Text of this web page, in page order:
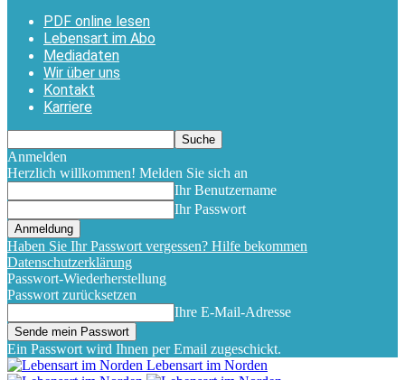
PDF online lesen
Lebensart im Abo
Mediadaten
Wir über uns
Kontakt
Karriere
Anmelden
Herzlich willkommen! Melden Sie sich an
Ihr Benutzername
Ihr Passwort
Haben Sie Ihr Passwort vergessen? Hilfe bekommen
Datenschutzerklärung
Passwort-Wiederherstellung
Passwort zurücksetzen
Ihre E-Mail-Adresse
Ein Passwort wird Ihnen per Email zugeschickt.
Lebensart im Norden